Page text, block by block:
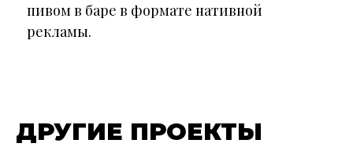
пивом в баре в формате нативной
рекламы.
ДРУГИЕ ПРОЕКТЫ